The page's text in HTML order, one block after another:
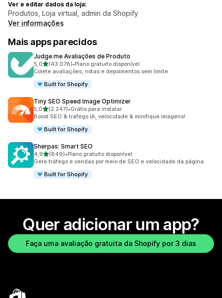
Ver e editar dados da loja:
Produtos, Loja virtual, admin da Shopify
Ver informações
Mais apps parecidos
Judge.me Avaliações de Produto
5,0de 5 estrelas
(43.078)
43078 avaliações ao todo
•Plano gratuito disponível
Colete avaliações, notas e depoimentos sem limite
Built for Shopify
Tiny SEO Speed Image Optimizer
5,0de 5 estrelas
(2.247)
2247 avaliações ao todo
•Grátis para instalar
Boost SEO & tráfego IA, velocidade & minifique imagens!
Built for Shopify
Sherpas: Smart SEO
4,9de 5 estrelas
(849)
849 avaliações ao todo
•Plano gratuito disponível
Gere tráfego e vendas por meio de SEO e velocidade da página.
Built for Shopify
Quer adicionar um app?
Faça uma avaliação gratuita da Shopify por 3 dias